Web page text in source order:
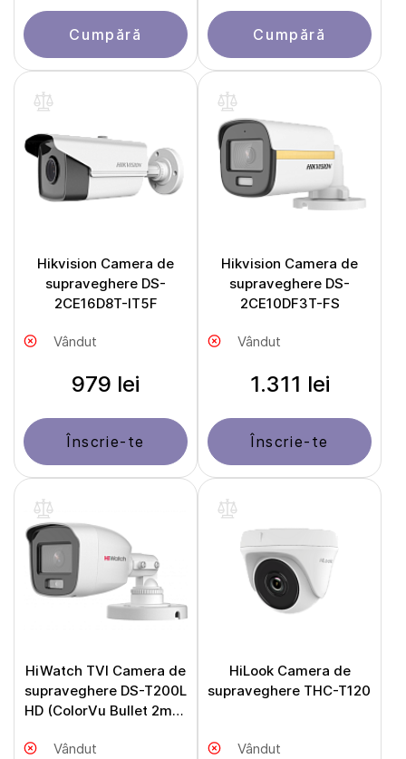
Cumpără Cumpără
Hikvision Camera de
supraveghere DS-
2CE16D8T-IT5F
Vândut
979 lei
Înscrie-te
Hikvision Camera de
supraveghere DS-
2CE10DF3T-FS
Vândut
1.311 lei
Înscrie-te
HiWatch TVI Camera de
supraveghere DS-T200L
HD (ColorVu Bullet 2mpx
Vândut
HiLook Camera de
supraveghere THC-T120
Vândut